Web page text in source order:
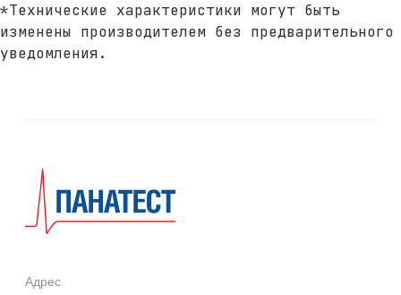
*Технические характеристики могут быть
изменены производителем без предварительного
уведомления.